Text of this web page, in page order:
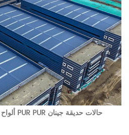
---ألواح ساندويتش الجدار المعزولة PUR PUR